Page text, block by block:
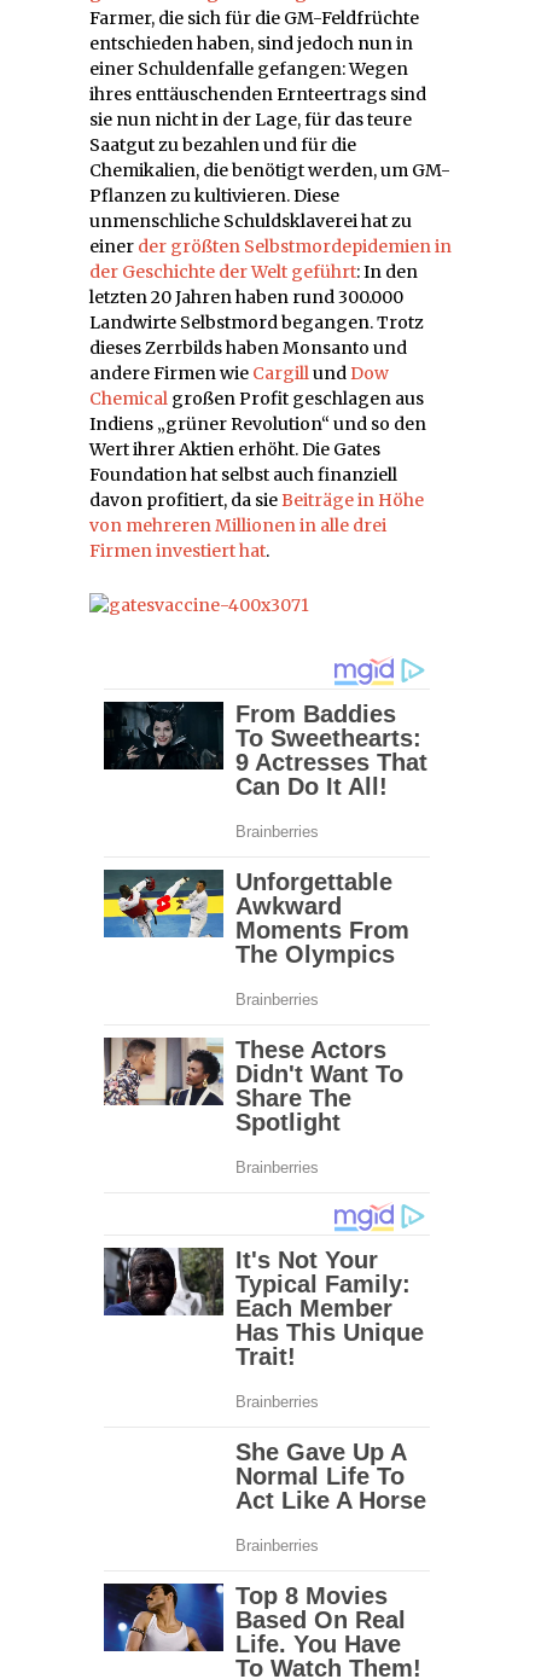
Farmer, die sich für die GM-Feldfrüchte
entschieden haben, sind jedoch nun in
einer Schuldenfalle gefangen: Wegen
ihres enttäuschenden Ernteertrags sind
sie nun nicht in der Lage, für das teure
Saatgut zu bezahlen und für die
Chemikalien, die benötigt werden, um GM-
Pflanzen zu kultivieren. Diese
unmenschliche Schuldsklaverei hat zu
einer der größten Selbstmordepidemien in
der Geschichte der Welt geführt: In den
letzten 20 Jahren haben rund 300.000
Landwirte Selbstmord begangen. Trotz
dieses Zerrbilds haben Monsanto und
andere Firmen wie CargillundDow
Chemical großen Profit geschlagen aus
Indiens „grüner Revolution“ und so den
Wert ihrer Aktien erhöht. Die Gates
Foundation hat selbst auch finanziell
davon profitiert, da sieBeiträge in Höhe
von mehreren Millionen in alle drei
Firmen investiert hat.